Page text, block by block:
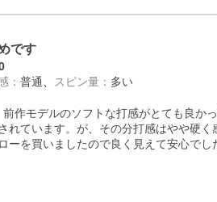
です
： 普通 スピン量 ： 多い
作モデルのソフトな打感がとても良か
れています。が、その分打感はやや硬
ーを買いましたので良く見えて安心でし